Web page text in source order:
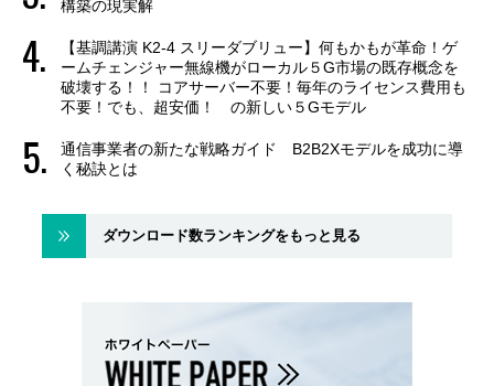
構築の現実解
【基調講演 K2-4 スリーダブリュー】何もかもが革命！ゲ
ームチェンジャー無線機がローカル５G市場の既存概念を
破壊する！！ コアサーバー不要！毎年のライセンス費用も
不要！でも、超安価！ の新しい５Gモデル
通信事業者の新たな戦略ガイド B2B2Xモデルを成功に導
く秘訣とは
ダウンロード数ランキングをもっと見る